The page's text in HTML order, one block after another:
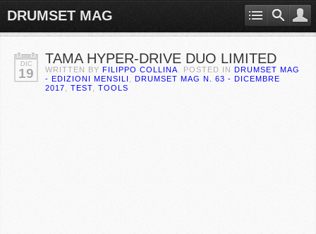
DRUMSET MAG
DIC
19
TAMA HYPER-DRIVE DUO LIMITED
WRITTEN BY FILIPPO COLLINA . POSTED IN DRUMSET MAG
- EDIZIONI MENSILI
DRUMSET MAG N. 63 - DICEMBRE
2017
TEST TOOLS